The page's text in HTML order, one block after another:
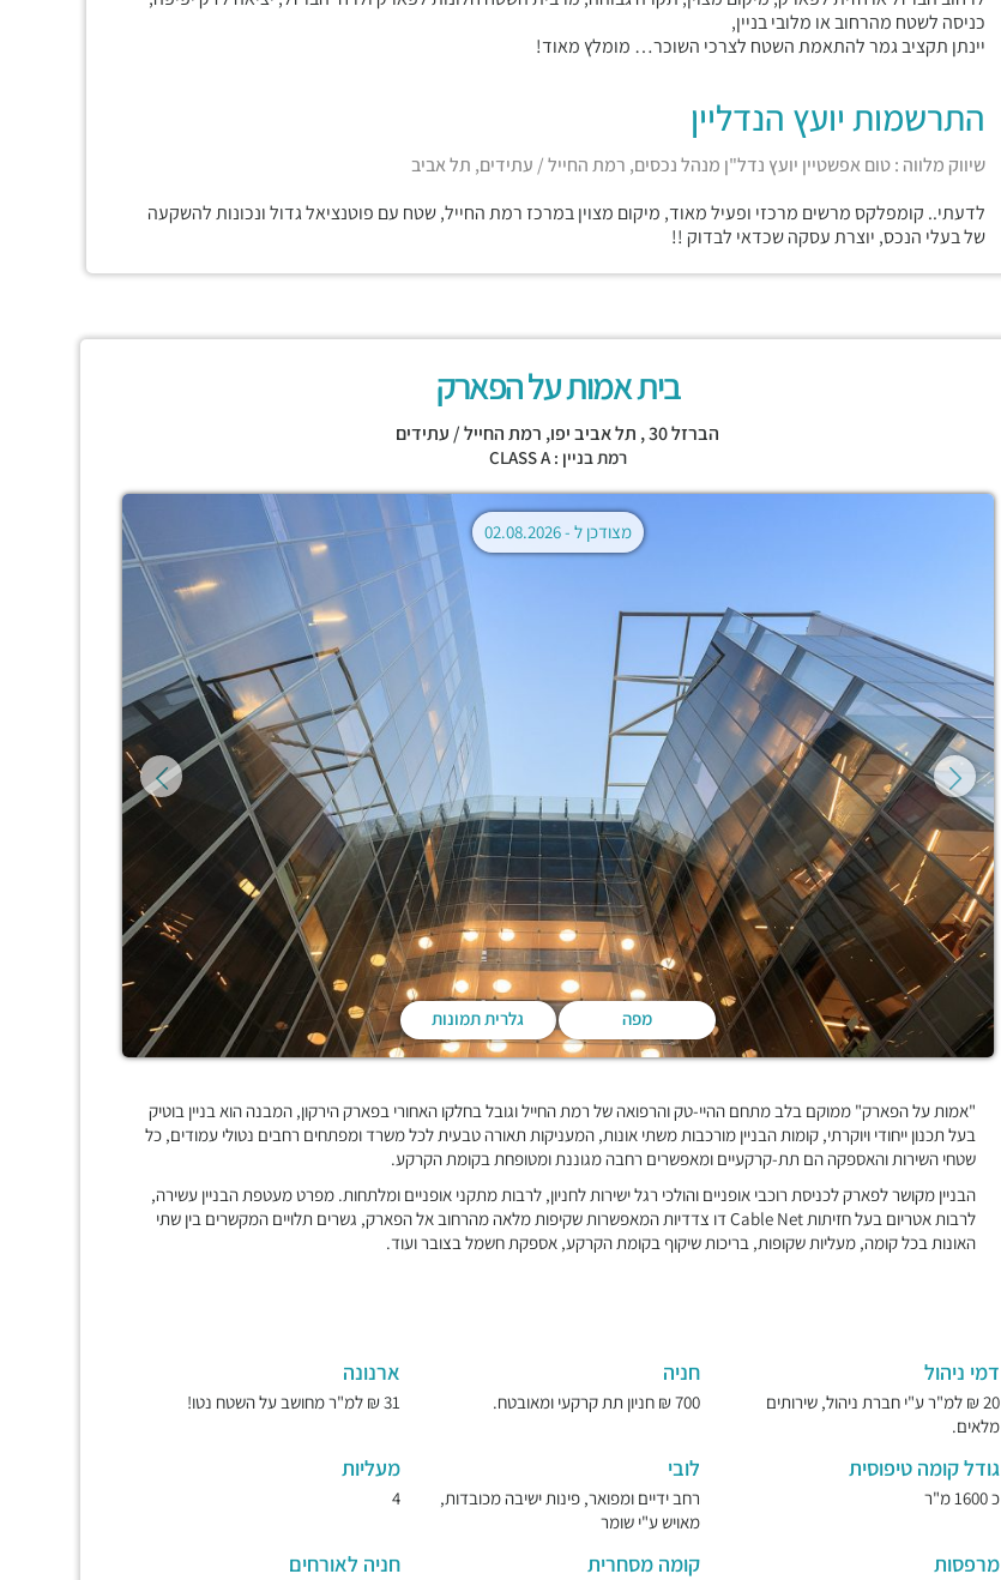
כניסה לשטח מהרחוב או מלובי בניין,
יינתן תקציב גמר להתאמת השטח לצרכי השוכר… מומלץ מאוד!
התרשמות יועץ הנדליין
שיווק מלווה : טום אפשטיין יועץ נדל"ן מנהל נכסים, רמת החייל / עתידים, תל אביב
לדעתי.. קומפלקס מרשים מרכזי ופעיל מאוד, מיקום מצוין במרכז רמת החייל, שטח עם פוטנציאל גדול ונכונות להשקעה
של בעלי הנכס, יוצרת עסקה שכדאי לבדוק !!
בית אמות על הפארק
הברזל 30 , תל אביב יפו, רמת החייל / עתידים
רמת בניין : CLASS A
מפה גלרית תמונות
מצודכן ל -02.08.2026
"אמות על הפארק" ממוקם בלב מתחם ההיי-טק והרפואה של רמת החייל וגובל בחלקו האחורי בפארק הירקון, המבנה הוא בניין בוטיק
בעל תכנון ייחודי ויוקרתי, קומות הבניין מורכבות משתי אונות, המעניקות תאורה טבעית לכל משרד ומפתחים רחבים נטולי עמודים, כל
שטחי השירות והאספקה הם תת-קרקעיים ומאפשרים רחבה מגוננת ומטופחת בקומת הקרקע.
הבניין מקושר לפארק לכניסת רוכבי אופניים והולכי רגל ישירות לחניון, לרבות מתקני אופניים ומלתחות. מפרט מעטפת הבניין עשירה,
לרבות אטריום בעל חזיתות Cable Net דו צדדיות המאפשרות שקיפות מלאה מהרחוב אל הפארק, גשרים תלויים המקשרים בין שתי
האונות בכל קומה, מעליות שקופות, בריכות שיקוף בקומת הקרקע, אספקת חשמל בצובר ועוד.
דמי ניהול
20 ₪ למ"ר ע"י חברת ניהול, שירותים
מלאים.
חניה
700 ₪ חניון תת קרקעי ומאובטח.
ארנונה
31 ₪ למ"ר מחושב על השטח נטו!
גודל קומה טיפוסית
כ 1600 מ"ר
לובי
רחב ידיים ומפואר, פינות ישיבה מכובדות,
מאויש ע"י שומר
מעליות
4
מרפסות קומה מסחרית חניה לאורחים